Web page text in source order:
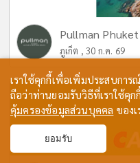
Pullman
ภูเก็ต , 30 ก.ค. 69
เราใช้คุกกี้เพื่อเพิ่มประสบการ
ถือว่าท่านยอมรับวิธีที่เราใช้คุ
คุ้มครองข้อมูลส่วนบุคคล ของเ
ยอมรับ